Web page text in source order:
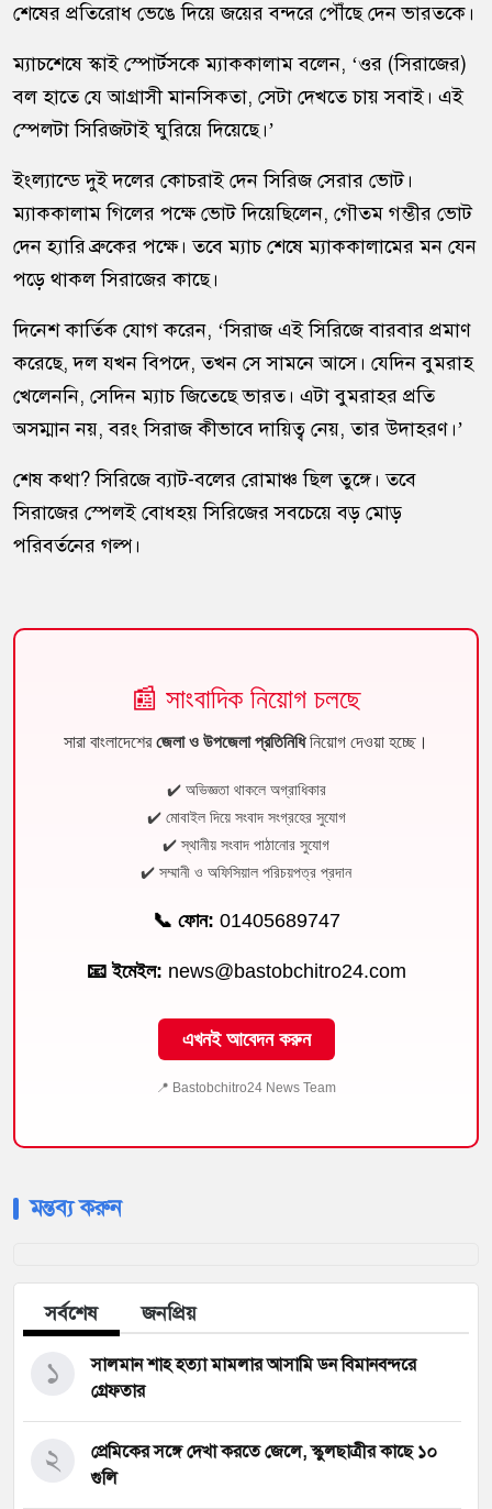
শেষের প্রতিরোধ ভেঙে দিয়ে জয়ের বন্দরে পৌঁছে দেন ভারতকে।
ম্যাচশেষে স্কাই স্পোর্টসকে ম্যাককালাম বলেন, ‘ওর (সিরাজের)
বল হাতে যে আগ্রাসী মানসিকতা, সেটা দেখতে চায় সবাই। এই
স্পেলটা সিরিজটাই ঘুরিয়ে দিয়েছে।’
ইংল্যান্ডে দুই দলের কোচরাই দেন সিরিজ সেরার ভোট।
ম্যাককালাম গিলের পক্ষে ভোট দিয়েছিলেন, গৌতম গম্ভীর ভোট
দেন হ্যারি ব্রুকের পক্ষে। তবে ম্যাচ শেষে ম্যাককালামের মন যেন
পড়ে থাকল সিরাজের কাছে।
দিনেশ কার্তিক যোগ করেন, ‘সিরাজ এই সিরিজে বারবার প্রমাণ
করেছে, দল যখন বিপদে, তখন সে সামনে আসে। যেদিন বুমরাহ
খেলেননি, সেদিন ম্যাচ জিতেছে ভারত। এটা বুমরাহর প্রতি
অসম্মান নয়, বরং সিরাজ কীভাবে দায়িত্ব নেয়, তার উদাহরণ।’
শেষ কথা? সিরিজে ব্যাট-বলের রোমাঞ্চ ছিল তুঙ্গে। তবে
সিরাজের স্পেলই বোধহয় সিরিজের সবচেয়ে বড় মোড়
পরিবর্তনের গল্প।
📰 সাংবাদিক নিয়োগ চলছে
সারা বাংলাদেশেরজেলা ও উপজেলা প্রতিনিধিনিয়োগ দেওয়া হচ্ছে।
✔️ অভিজ্ঞতা থাকলে অগ্রাধিকার
✔️ মোবাইল দিয়ে সংবাদ সংগ্রহের সুযোগ
✔️ স্থানীয় সংবাদ পাঠানোর সুযোগ
✔️ সম্মানী ও অফিসিয়াল পরিচয়পত্র প্রদান
📞 ফোন: 01405689747
📧 ইমেইল: news@bastobchitro24.com
এখনই আবেদন করুন
📍 Bastobchitro24 News Team
মন্তব্য করুন
সর্বশেষ জনপ্রিয়
সালমান শাহ হত্যা মামলার আসামি ডন বিমানবন্দরে
গ্রেফতার
১
প্রেমিকের সঙ্গে দেখা করতে জেলে, স্কুলছাত্রীর কাছে ১০
গুলি
২